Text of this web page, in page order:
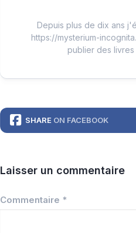
Depuis plus de dix ans
https://mysterium-
publier des
SHARE ON FACEBOOK
Laisser un commentaire
Commentaire *